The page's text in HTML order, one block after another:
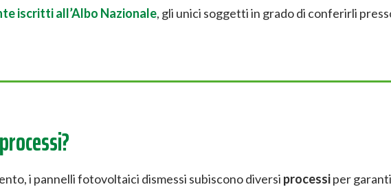
iscritti all’Albo Nazionale, gli unici soggetti in grado di conferirli
i pannelli fotovoltaici dismessi subiscono diversi processiper